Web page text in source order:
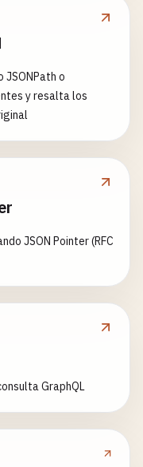
JSONPath o
y resalta los
JSON Pointer (RFC
GraphQL